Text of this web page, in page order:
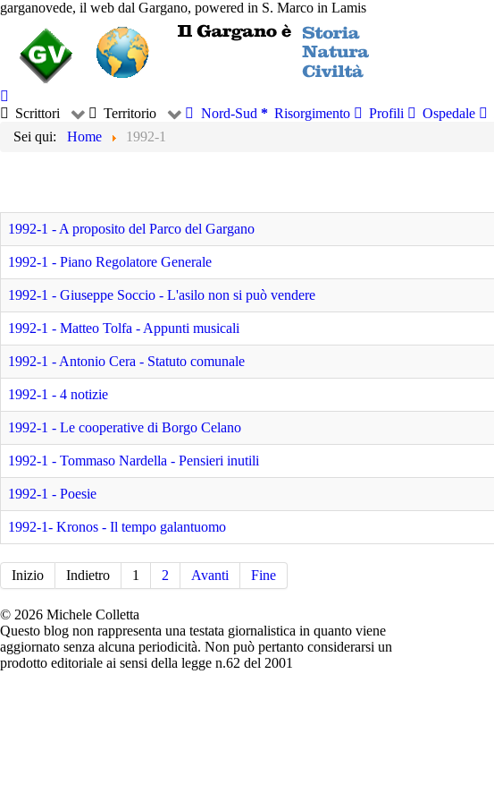
garganovede, il web dal Gargano, powered in S. Marco in Lamis
Scrittori Territorio Nord-Sud Risorgimento Profili Ospedale
Sei qui:
Home 1992-1
1992-1 - A proposito del Parco del Gargano
1992-1 - Piano Regolatore Generale
1992-1 - Giuseppe Soccio - L'asilo non si può vendere
1992-1 - Matteo Tolfa - Appunti musicali
1992-1 - Antonio Cera - Statuto comunale
1992-1 - 4 notizie
1992-1 - Le cooperative di Borgo Celano
1992-1 - Tommaso Nardella - Pensieri inutili
1992-1 - Poesie
1992-1- Kronos - Il tempo galantuomo
Inizio Indietro 1 2 Avanti Fine
© 2026 Michele Colletta
Questo blog non rappresenta una testata giornalistica in quanto viene
aggiornato senza alcuna periodicità. Non può pertanto considerarsi un
prodotto editoriale ai sensi della legge n.62 del 2001